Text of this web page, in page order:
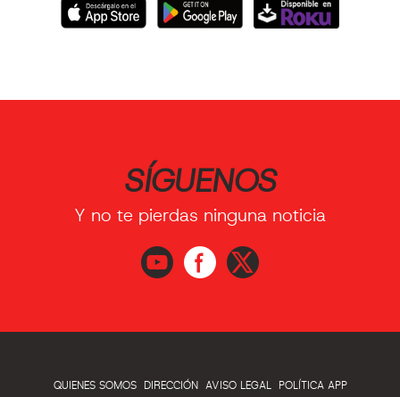
SÍGUENOS
Y no te pierdas ninguna noticia
QUIENES SOMOS DIRECCIÓN AVISO LEGAL POLÍTICA APP